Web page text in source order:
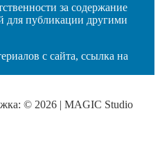
за содержание
для публикации другими
с сайта, ссылка на
© 2026 | MAGIC Studio